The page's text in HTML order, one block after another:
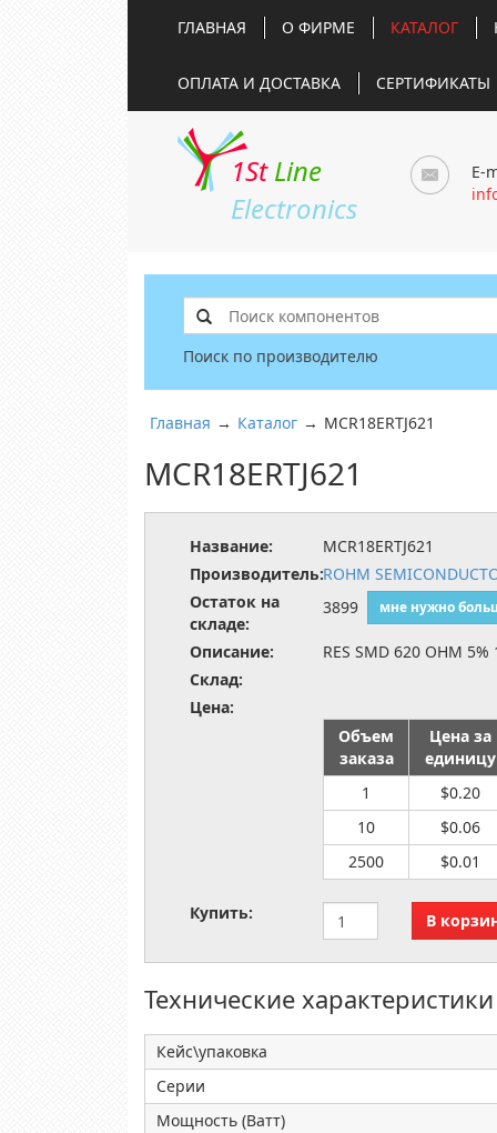
ГЛАВНАЯ О ФИРМЕ КАТАЛОГ
ОПЛАТА И ДОСТАВКА СЕРТИФИКАТЫ
1St Line
Electronics
E-
Поиск по производителю
Главная → Каталог → MCR18ERTJ621
MCR18ERTJ621
Название:
MCR18ERTJ621
Производитель:ROHM
Остаток на
складе:
3899 мне нужно
Описание:
RES SMD 620 OHM
Склад:
Цена:
Объем
заказа
Цена за
единицу
1
$0.20
10
$0.06
2500
$0.01
Купить:
Технические характеристики
Кейс\упаковка
Серии
Мощность (Ватт)